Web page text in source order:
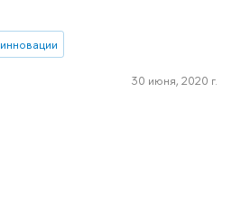
инновации
30 июня, 2020 г.